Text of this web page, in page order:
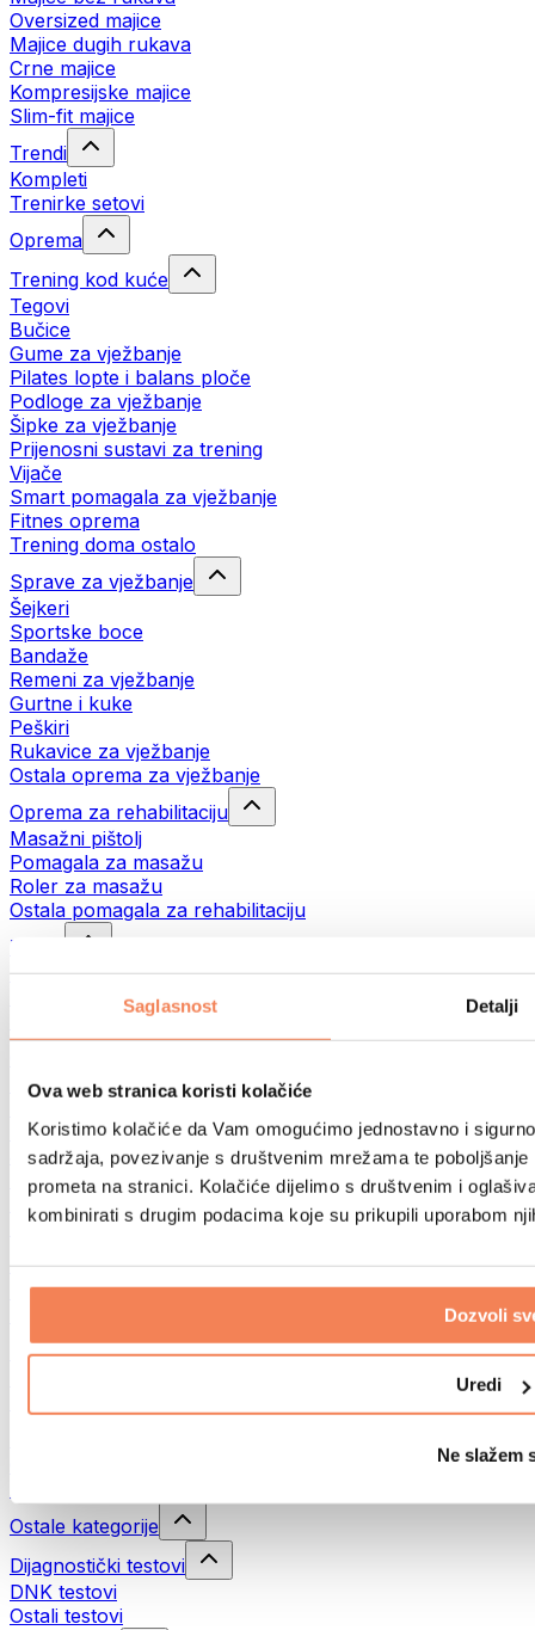
Saglasnost Detalji
Ova web stranica koristi kolačiće
Koristimo kolačiće da Vam omogućimo jednostavno i
sadržaja, povezivanje s društvenim mrežama te
prometa na stranici. Kolačiće dijelimo s društvenim i
kombinirati s drugim podacima koje su prikupili uporabom
Dozvoli
Uredi
Ne slažem
Oversized majice
Majice dugih rukava
Crne majice
Kompresijske majice
Slim-fit majice
Trendi
Kompleti
Trenirke setovi
Oprema
Trening kod kuće
Tegovi
Bučice
Gume za vježbanje
Pilates lopte i balans ploče
Podloge za vježbanje
Šipke za vježbanje
Prijenosni sustavi za trening
Vijače
Smart pomagala za vježbanje
Fitnes oprema
Trening doma ostalo
Sprave za vježbanje
Šejkeri
Sportske boce
Bandaže
Remeni za vježbanje
Gurtne i kuke
Peškiri
Rukavice za vježbanje
Ostala oprema za vježbanje
Oprema za rehabilitaciju
Masažni pištolj
Pomagala za masažu
Roler za masažu
Ostala pomagala za rehabilitaciju
Torbe
Torbe za hranu
Sportske torbe
Trčanje
Biciklizam
Joga i pilates
Kupanje hladnom vodom
Plivanje
Planinarenje
Biohacking
Terapija crvenim svjetlom
Eko kućanstvo
Ostale kategorije
Dijagnostički testovi
DNK testovi
Ostali testovi